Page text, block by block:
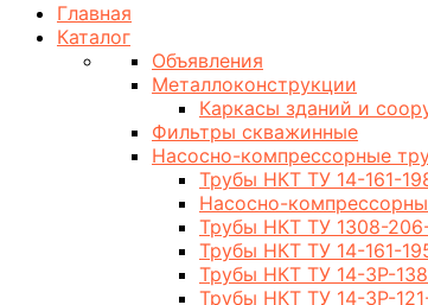
Главная
Каталог
Объявления
Металлоконструкции
Каркасы зданий и
Фильтры скважинные
Насосно-компрессорные
Трубы НКТ ТУ 14-161-
Насосно-
Трубы НКТ ТУ 1308-
Трубы НКТ ТУ 14-161-
Трубы НКТ ТУ 14-3Р-
Трубы НКТ ТУ 14-3Р-